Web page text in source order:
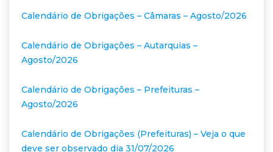
Calendário de Obrigações – Câmaras – Agosto/2026
Calendário de Obrigações – Autarquias –
Agosto/2026
Calendário de Obrigações – Prefeituras –
Agosto/2026
Calendário de Obrigações (Prefeituras) – Veja o que
deve ser observado dia 31/07/2026